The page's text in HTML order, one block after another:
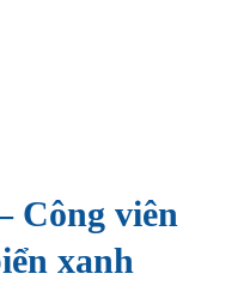
Công viên
xanh